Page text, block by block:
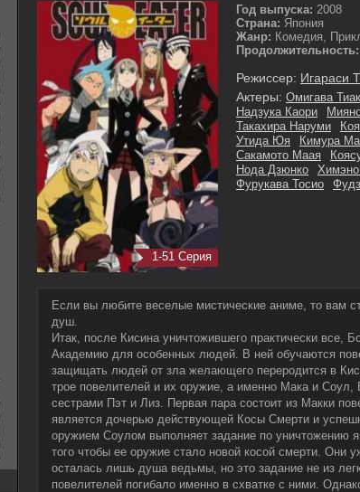
1-51 Серия
Год выпуска: 2008
Страна: Япония
Жанр: Комедия,
Продолжительность:
Режиссер: Игараси
Актеры: Омигава
Надзука Каори
Такахира Наруми
Утида Юя
Кимура
Сакамото Маая
Нода Дзюнко
Фурукава Тосио
Если вы любите веселые мистические аниме, то вам
душ.
Итак, после Кисина уничтожившего практически все,
Академию для особенных людей. В ней обучаются
защищать людей от зла желающего переродится в
трое повелителей и их оружие, а именно Мака и
сестрами Пэт и Лиз. Первая пара состоит из Макки
является дочерью действующей Косы Смерти и
оружием Соулом выполняет задание по уничтожению
того чтобы ее оружие стало новой косой смерти. Они
осталась лишь душа ведьмы, но это задание не из
повелителей погибало именно в схватке с ними.